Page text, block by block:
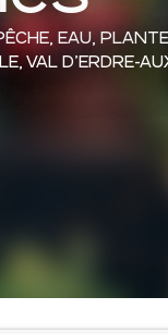
EAU,
VAL D'ERDRE-